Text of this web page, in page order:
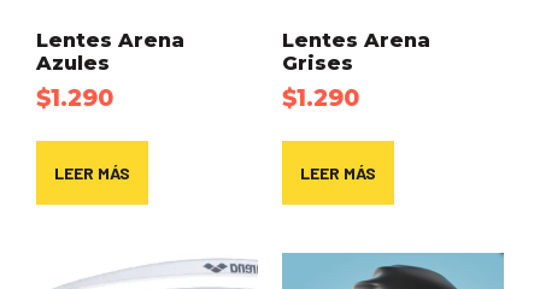
Lentes Arena
Azules
$1.290
LEER MÁS
Lentes Arena
Grises
$1.290
LEER MÁS